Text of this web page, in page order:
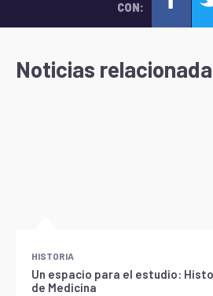
CON:
Noticias
HISTORIA
Un espacio para el estudio:
de Medicina